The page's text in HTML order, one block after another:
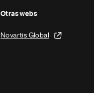
Otras webs
Novartis Global